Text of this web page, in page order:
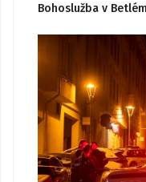
Bohoslužba v